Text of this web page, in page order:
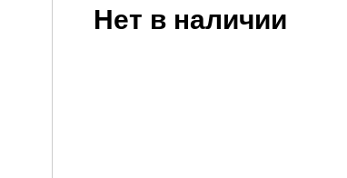
Нет в наличии